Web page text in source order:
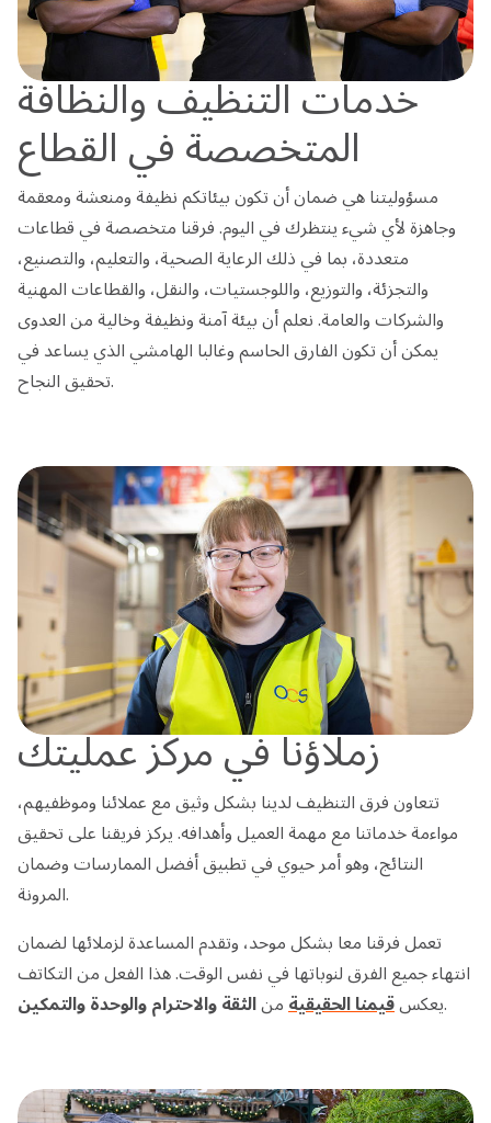
خدمات التنظيف والنظافة
المتخصصة في القطاع
مسؤوليتنا هي ضمان أن تكون بيئاتكم نظيفة ومنعشة ومعقمة
وجاهزة لأي شيء ينتظرك في اليوم. فرقنا متخصصة في قطاعات
متعددة، بما في ذلك الرعاية الصحية، والتعليم، والتصنيع،
والتجزئة، والتوزيع، واللوجستيات، والنقل، والقطاعات المهنية
والشركات والعامة. نعلم أن بيئة آمنة ونظيفة وخالية من العدوى
يمكن أن تكون الفارق الحاسم وغالبا الهامشي الذي يساعد في
تحقيق النجاح.
زملاؤنا في مركز عمليتك
تتعاون فرق التنظيف لدينا بشكل وثيق مع عملائنا وموظفيهم،
مواءمة خدماتنا مع مهمة العميل وأهدافه. يركز فريقنا على تحقيق
النتائج، وهو أمر حيوي في تطبيق أفضل الممارسات وضمان
المرونة.
تعمل فرقنا معا بشكل موحد، وتقدم المساعدة لزملائها لضمان
انتهاء جميع الفرق لنوباتها في نفس الوقت. هذا الفعل من التكاتف
يعكسقيمنا الحقيقية منالثقة والاحترام والوحدة والتمكين .